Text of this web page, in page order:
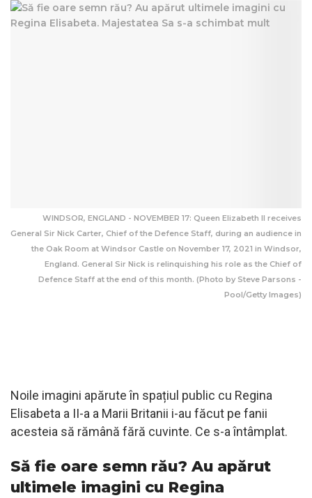
WINDSOR, ENGLAND - NOVEMBER 17: Queen Elizabeth II receives
General Sir Nick Carter, Chief of the Defence Staff, during an audience in
the Oak Room at Windsor Castle on November 17, 2021 in Windsor,
England. General Sir Nick is relinquishing his role as the Chief of
Defence Staff at the end of this month. (Photo by Steve Parsons -
Pool/Getty Images)
Noile imagini apărute în spațiul public cu Regina
Elisabeta a II-a a Marii Britanii i-au făcut pe fanii
acesteia să rămână fără cuvinte. Ce s-a întâmplat.
Să fie oare semn rău? Au apărut
ultimele imagini cu Regina